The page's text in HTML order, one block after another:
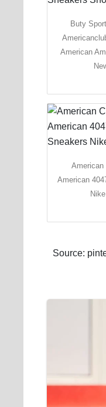
Buty
American
American
American
Source: